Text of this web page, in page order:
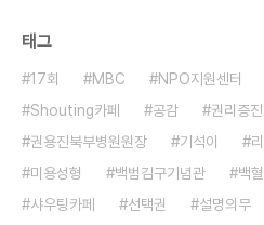
태그
17회 MBC NPO지원센터
Shouting카페
공감 권리증진
권용진북부병원원장
기석이
미용성형
백범김구기념관 백
샤우팅카페
선택권 설명의무